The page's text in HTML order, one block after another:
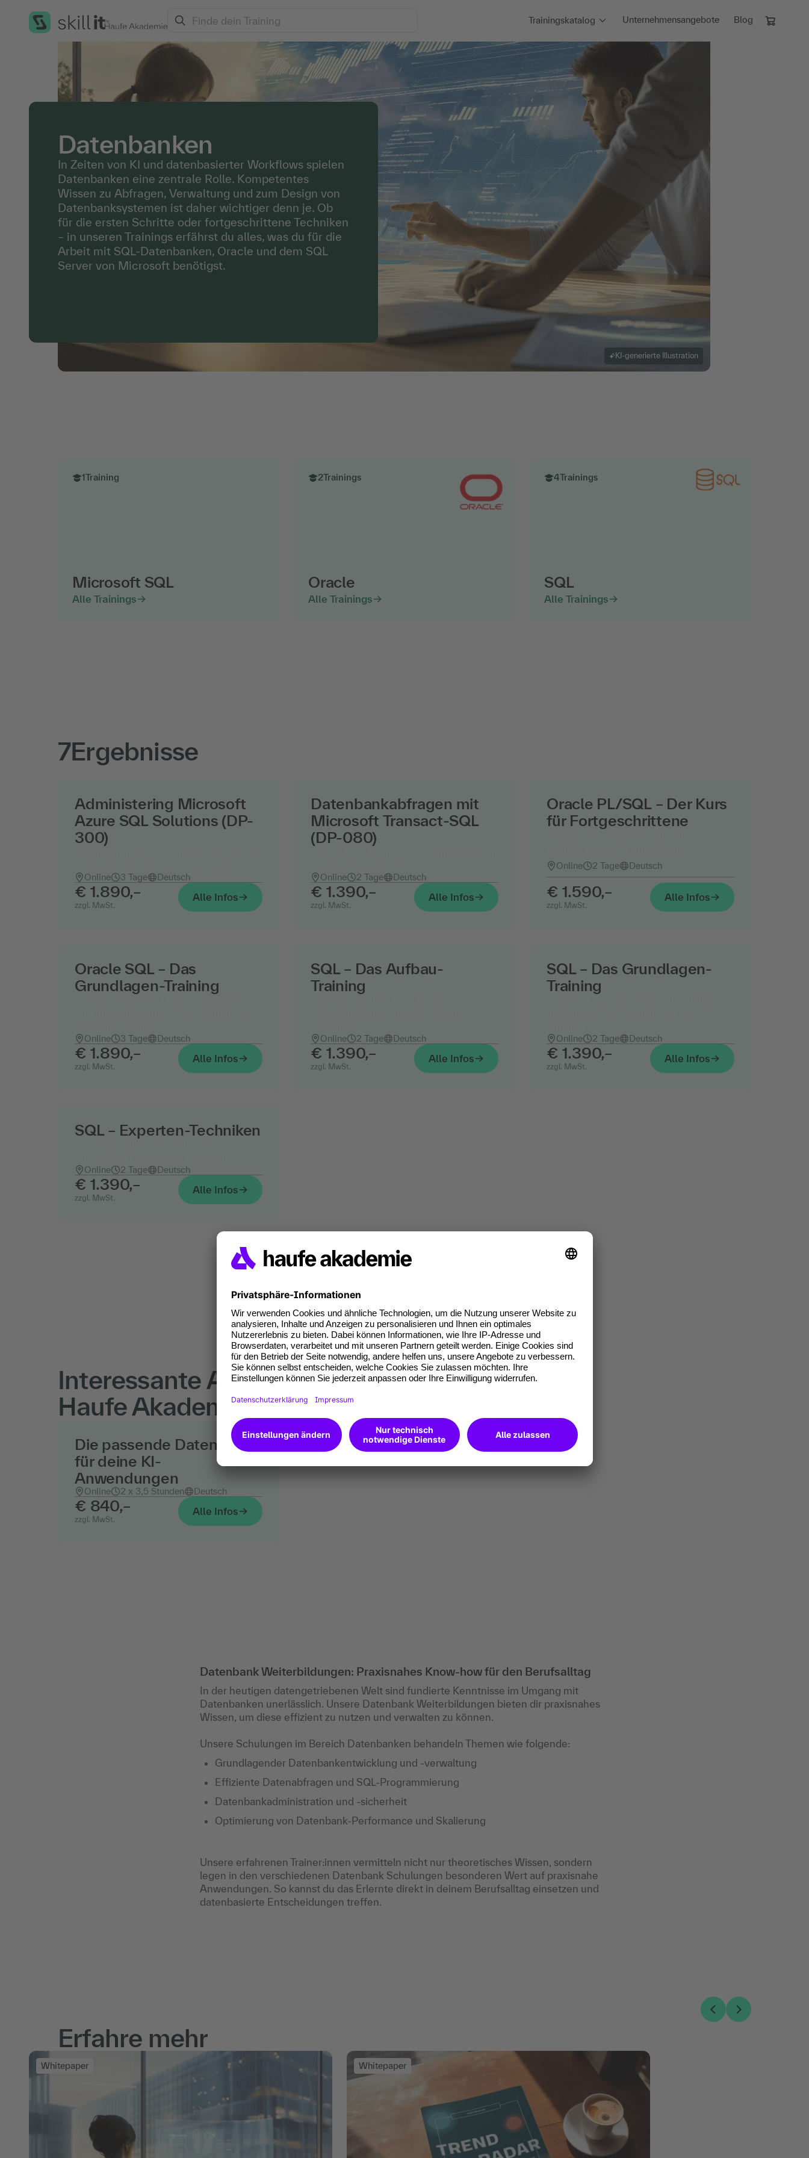
Trainingskatalog
Unternehmensangebote Blog
Alle Trainings Datenbanken
Datenbanken
In Zeiten von KI und datenbasierter Workflows spielen
Datenbanken eine zentrale Rolle. Kompetentes
Wissen zu Abfragen, Verwaltung und zum Design von
Datenbanksystemen ist daher wichtiger denn je. Ob
für die ersten Schritte oder fortgeschrittene Techniken
– in unseren Trainings erfährst du alles, was du für die
Arbeit mit SQL-Datenbanken, Oracle und dem SQL
Server von Microsoft benötigst.
KI-generierte Illustration
1Training
Microsoft SQL
Alle Trainings
2Trainings
Oracle
Alle Trainings
4Trainings
SQL
Alle Trainings
7Ergebnisse
Administering Microsoft
Azure SQL Solutions (DP-
300)
Online 3 Tage Deutsch
€ 1.890,–
zzgl. MwSt.
Alle Infos
Datenbankabfragen mit
Microsoft Transact-SQL
(DP-080)
Online 2 Tage Deutsch
€ 1.390,–
zzgl. MwSt.
Alle Infos
Oracle PL/SQL – Der Kurs
für Fortgeschrittene
Online 2 Tage Deutsch
€ 1.590,–
zzgl. MwSt.
Alle Infos
Oracle SQL – Das
Grundlagen-Training
Online 3 Tage Deutsch
€ 1.890,–
zzgl. MwSt.
Alle Infos
SQL – Das Aufbau-
Training
Online 2 Tage Deutsch
€ 1.390,–
zzgl. MwSt.
Alle Infos
SQL – Das Grundlagen-
Training
Online 2 Tage Deutsch
€ 1.390,–
zzgl. MwSt.
Alle Infos
SQL – Experten-Techniken
Online 2 Tage Deutsch
€ 1.390,–
zzgl. MwSt.
Alle Infos
Interessante Angebote bei der
Haufe Akademie
Die passende Datenbasis
für deine KI-
Anwendungen
Online 2 x 3,5 Stunden Deutsch
€ 840,–
zzgl. MwSt.
Alle Infos
Datenbank Weiterbildungen: Praxisnahes Know-how für den Berufsalltag
In der heutigen datengetriebenen Welt sind fundierte Kenntnisse im Umgang mit
Datenbanken unerlässlich. Unsere Datenbank Weiterbildungen bieten dir praxisnahes
Wissen, um diese effizient zu nutzen und verwalten zu können.
Unsere Schulungen im Bereich Datenbanken behandeln Themen wie folgende:
Grundlagender Datenbankentwicklung und -verwaltung
Effiziente Datenabfragen und SQL-Programmierung
Datenbankadministration und -sicherheit
Optimierung von Datenbank-Performance und Skalierung
Unsere erfahrenen Trainer:innen vermitteln nicht nur theoretisches Wissen, sondern
legen in den verschiedenen Datenbank Schulungen besonderen Wert auf praxisnahe
Anwendungen. So kannst du das Erlernte direkt in deinem Berufsalltag einsetzen und
datenbasierte Entscheidungen treffen.
Erfahre mehr
Whitepaper Whitepaper